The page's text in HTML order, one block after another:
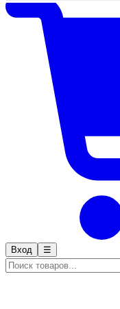
Вход ☰